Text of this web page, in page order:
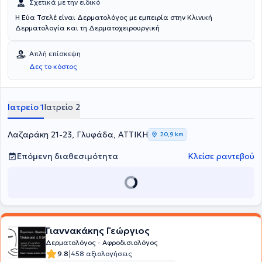
Σχετικά με την ειδικό
Η Εύα Τσελέ είναι Δερματολόγος με εμπειρία στην Κλινική
Δερματολογία και τη Δερματοχειρουργική
Απλή επίσκεψη
Δες το κόστος
Ιατρείο 1Ιατρείο 2
Λαζαράκη 21-23, Γλυφάδα, ΑΤΤΙΚΗ 20,9 km
Επόμενη διαθεσιμότητα Κλείσε ραντεβού
Γιαννακάκης Γεώργιος
Δερματολόγος - Αφροδισιολόγος
9.8|458 αξιολογήσεις